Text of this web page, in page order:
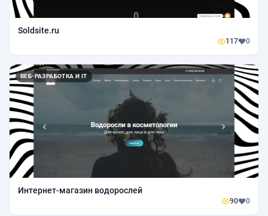
Soldsite.ru
117 0
ВЕБ-РАЗРАБОТКА И IT
Интернет-магазин водорослей
90 0